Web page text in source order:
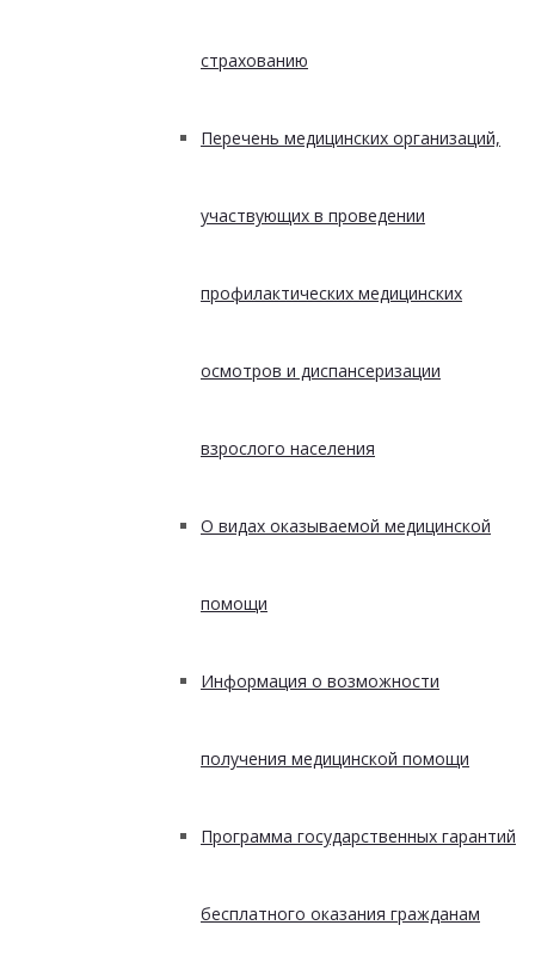
страхованию
Перечень медицинских организаций,
участвующих в проведении
профилактических медицинских
осмотров и диспансеризации
взрослого населения
О видах оказываемой медицинской
помощи
Информация о возможности
получения медицинской помощи
Программа государственных гарантий
бесплатного оказания гражданам